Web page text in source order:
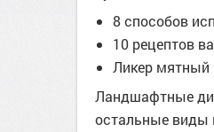
8 способов
10 рецептов
Ликер мятный
Ландшафтные
остальные виды